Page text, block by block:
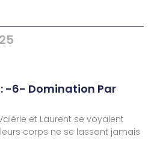
-6- Domination Par
et Laurent se voyaient
corps ne se lassant jamais